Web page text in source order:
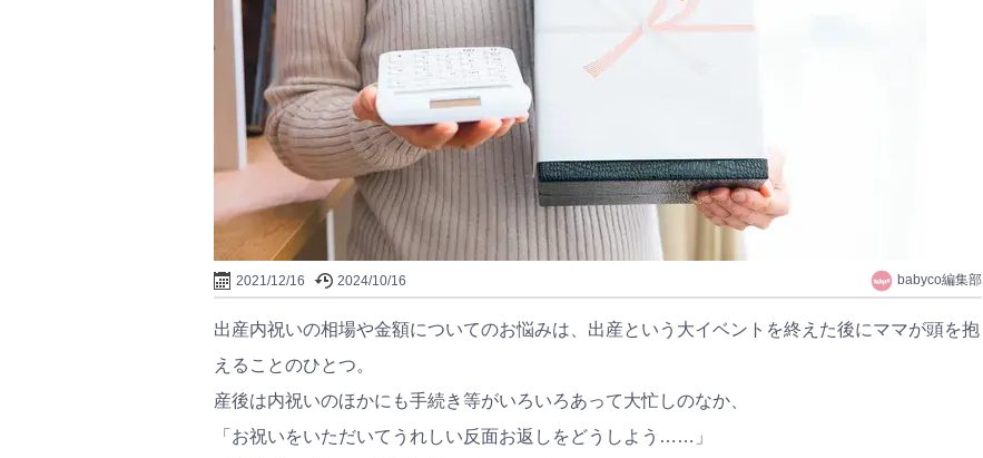
2021/12/16 2024/10/16 babyco編集部
出産内祝いの相場や金額についてのお悩みは、出産という大イベントを終えた後にママが頭を抱
えることのひとつ。
産後は内祝いのほかにも手続き等がいろいろあって大忙しのなか、
「お祝いをいただいてうれしい反面お返しをどうしよう……」